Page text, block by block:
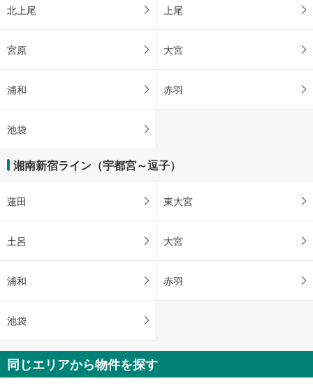
北上尾 上尾
宮原 大宮
浦和 赤羽
池袋
湘南新宿ライン（宇都宮～逗子）
蓮田 東大宮
土呂 大宮
浦和 赤羽
池袋
同じエリアから物件を探す